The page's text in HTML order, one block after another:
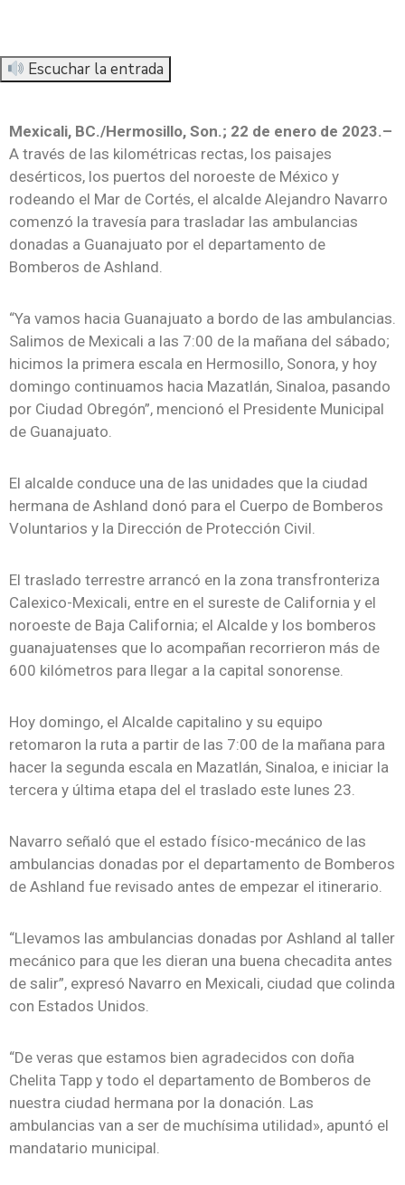
Escuchar la entrada
Mexicali, BC./Hermosillo, Son.; 22 de enero de 2023.–
A través de las kilométricas rectas, los paisajes
desérticos, los puertos del noroeste de México y
rodeando el Mar de Cortés, el alcalde Alejandro Navarro
comenzó la travesía para trasladar las ambulancias
donadas a Guanajuato por el departamento de
Bomberos de Ashland.
“Ya vamos hacia Guanajuato a bordo de las ambulancias.
Salimos de Mexicali a las 7:00 de la mañana del sábado;
hicimos la primera escala en Hermosillo, Sonora, y hoy
domingo continuamos hacia Mazatlán, Sinaloa, pasando
por Ciudad Obregón”, mencionó el Presidente Municipal
de Guanajuato.
El alcalde conduce una de las unidades que la ciudad
hermana de Ashland donó para el Cuerpo de Bomberos
Voluntarios y la Dirección de Protección Civil.
El traslado terrestre arrancó en la zona transfronteriza
Calexico-Mexicali, entre en el sureste de California y el
noroeste de Baja California; el Alcalde y los bomberos
guanajuatenses que lo acompañan recorrieron más de
600 kilómetros para llegar a la capital sonorense.
Hoy domingo, el Alcalde capitalino y su equipo
retomaron la ruta a partir de las 7:00 de la mañana para
hacer la segunda escala en Mazatlán, Sinaloa, e iniciar la
tercera y última etapa del el traslado este lunes 23.
Navarro señaló que el estado físico-mecánico de las
ambulancias donadas por el departamento de Bomberos
de Ashland fue revisado antes de empezar el itinerario.
“Llevamos las ambulancias donadas por Ashland al taller
mecánico para que les dieran una buena checadita antes
de salir”, expresó Navarro en Mexicali, ciudad que colinda
con Estados Unidos.
“De veras que estamos bien agradecidos con doña
Chelita Tapp y todo el departamento de Bomberos de
nuestra ciudad hermana por la donación. Las
ambulancias van a ser de muchísima utilidad», apuntó el
mandatario municipal.